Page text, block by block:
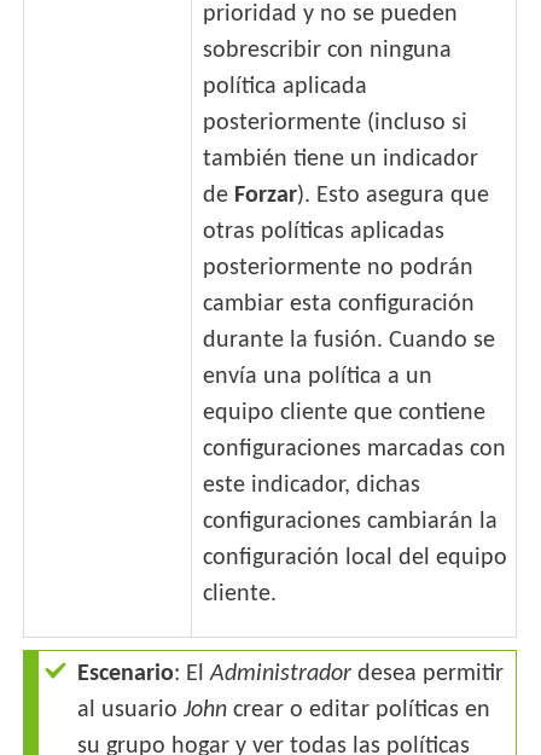
prioridad y no se pueden
sobrescribir con ninguna
política aplicada
posteriormente (incluso si
también tiene un indicador
de Forzar). Esto asegura que
otras políticas aplicadas
posteriormente no podrán
cambiar esta configuración
durante la fusión. Cuando se
envía una política a un
equipo cliente que contiene
configuraciones marcadas con
este indicador, dichas
configuraciones cambiarán la
configuración local del equipo
cliente.
Escenario: El Administrador desea permitir
al usuarioJohn crear o editar políticas en
su grupo hogar y ver todas las políticas